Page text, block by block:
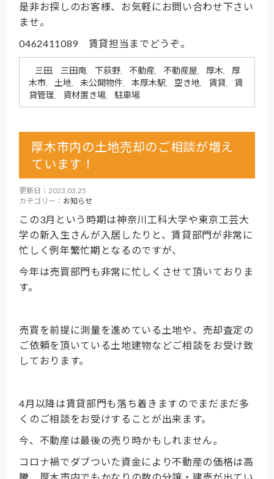
是非お探しのお客様、お気軽にお問い合わせ下さい
ませ。
0462411089 賃貸担当までどうぞ。
三田 三田南 下荻野 不動産 不動産屋 厚木
厚
木市
土地 未公開物件 本厚木駅 空き地 賃貸
賃
貸管理
資材置き場 駐車場
厚木市内の土地売却のご相談が増え
ています！
更新日：2023.03.25
カテゴリー： お知らせ
この3月という時期は神奈川工科大学や東京工芸大
学の新入生さんが入居したりと、賃貸部門が非常に
忙しく例年繁忙期となるのですが、
今年は売買部門も非常に忙しくさせて頂いておりま
す。
売買を前提に測量を進めている土地や、売却査定の
ご依頼を頂いている土地建物などご相談をお受け致
しております。
4月以降は賃貸部門も落ち着きますのでまだまだ多
くのご相談をお受けすることが出来ます。
今、不動産は最後の売り時かもしれません。
コロナ禍でダブついた資金により不動産の価格は高